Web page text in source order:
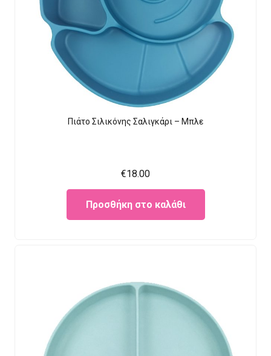
Πιάτο Σιλικόνης Σαλιγκάρι – Μπλε
€18.00
Προσθήκη στο καλάθι